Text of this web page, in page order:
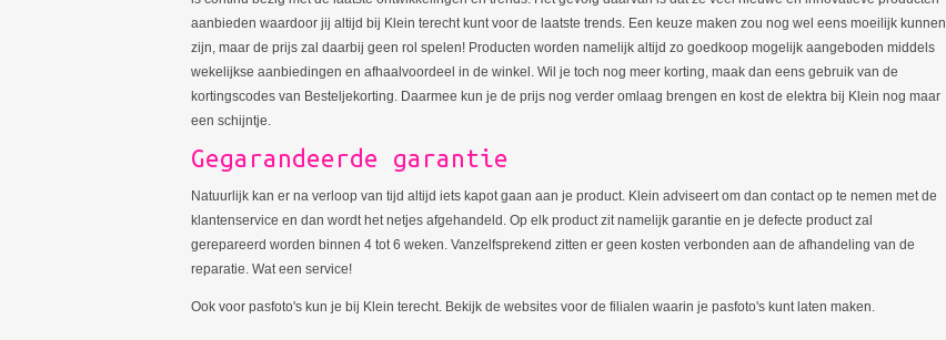
aanbieden waardoor jij altijd bij Klein terecht kunt voor de laatste trends. Een keuze maken zou nog wel eens moeilijk kunnen
zijn, maar de prijs zal daarbij geen rol spelen! Producten worden namelijk altijd zo goedkoop mogelijk aangeboden middels
wekelijkse aanbiedingen en afhaalvoordeel in de winkel. Wil je toch nog meer korting, maak dan eens gebruik van de
kortingscodes van Besteljekorting. Daarmee kun je de prijs nog verder omlaag brengen en kost de elektra bij Klein nog maar
een schijntje.
Gegarandeerde garantie
Natuurlijk kan er na verloop van tijd altijd iets kapot gaan aan je product. Klein adviseert om dan contact op te nemen met de
klantenservice en dan wordt het netjes afgehandeld. Op elk product zit namelijk garantie en je defecte product zal
gerepareerd worden binnen 4 tot 6 weken. Vanzelfsprekend zitten er geen kosten verbonden aan de afhandeling van de
reparatie. Wat een service!
Ook voor pasfoto's kun je bij Klein terecht. Bekijk de websites voor de filialen waarin je pasfoto's kunt laten maken.